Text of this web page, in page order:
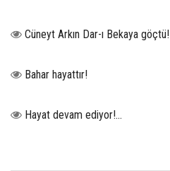
Cüneyt Arkın Dar-ı Bekaya göçtü!
Bahar hayattır!
Hayat devam ediyor!...